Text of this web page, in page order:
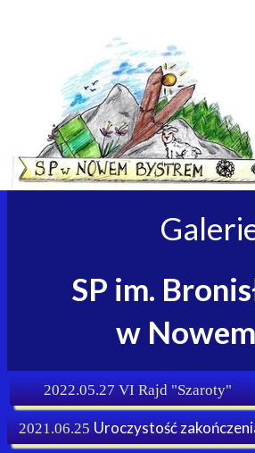
2022.05.27 VI Rajd "Szaroty"
2021.06.25Uroczystość
SP im.
w